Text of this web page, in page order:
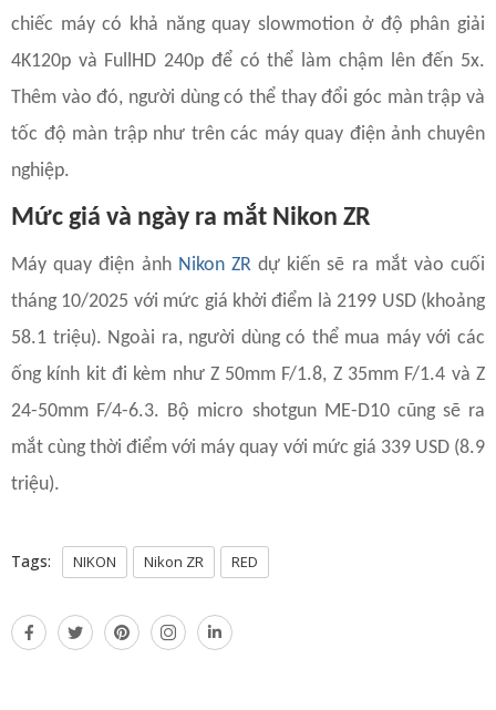
chiếc máy có khả năng quay slowmotion ở độ phân giải
4K120p và FullHD 240p để có thể làm chậm lên đến 5x.
Thêm vào đó, người dùng có thể thay đổi góc màn trập và
tốc độ màn trập như trên các máy quay điện ảnh chuyên
nghiệp.
Mức giá và ngày ra mắt Nikon ZR
Máy quay điện ảnh Nikon ZRdự kiến sẽ ra mắt vào cuối
tháng 10/2025 với mức giá khởi điểm là 2199 USD (khoảng
58.1 triệu). Ngoài ra, người dùng có thể mua máy với các
ống kính kit đi kèm như Z 50mm F/1.8, Z 35mm F/1.4 và Z
24-50mm F/4-6.3. Bộ micro shotgun ME-D10 cũng sẽ ra
mắt cùng thời điểm với máy quay với mức giá 339 USD (8.9
triệu).
Tags: NIKON Nikon ZR RED